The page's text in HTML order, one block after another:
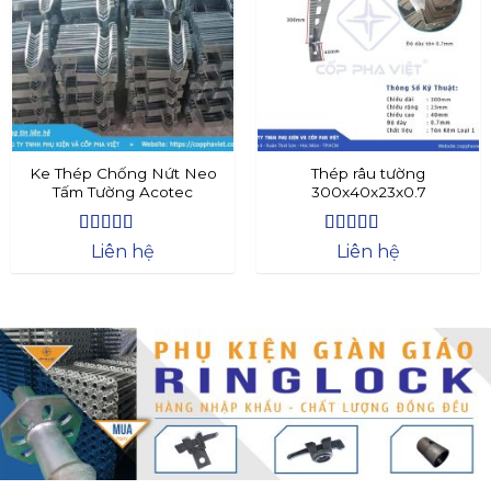
Ke Thép Chống Nứt Neo
Tấm Tường Acotec
Được xếp
Liên hệ
Thép râu tường
300x40x23x0.7
Được xếp
Liên hệ